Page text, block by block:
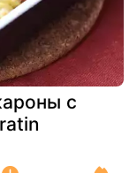
с